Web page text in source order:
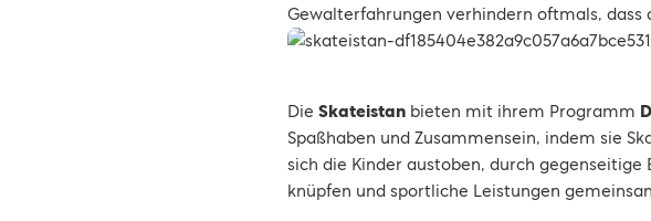
Gewalterfahrungen verhindern oftmals, dass
Die Skateistan bieten mit ihrem Programm
Spaßhaben und Zusammensein, indem sie
sich die Kinder austoben, durch
knüpfen und sportliche Leistungen